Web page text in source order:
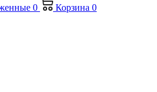
0 Корзина 0